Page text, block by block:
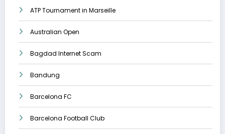
ATP Tournament in Marseille
Australian Open
Bagdad Internet Scam
Bandung
Barcelona FC
Barcelona Football Club